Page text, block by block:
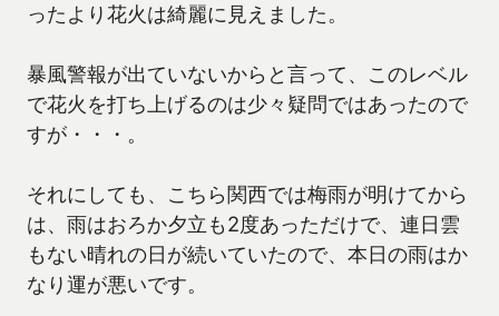
ったより花火は綺麗に見えました。
暴風警報が出ていないからと言って、このレベル
で花火を打ち上げるのは少々疑問ではあったので
すが・・・。
それにしても、こちら関西では梅雨が明けてから
は、雨はおろか夕立も2度あっただけで、連日雲
もない晴れの日が続いていたので、本日の雨はか
なり運が悪いです。